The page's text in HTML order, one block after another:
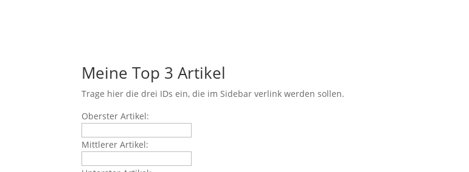
Meine Top 3 Artikel
Trage hier die drei IDs ein, die im Sidebar verlink werden sollen.
Oberster Artikel:
Mittlerer Artikel: